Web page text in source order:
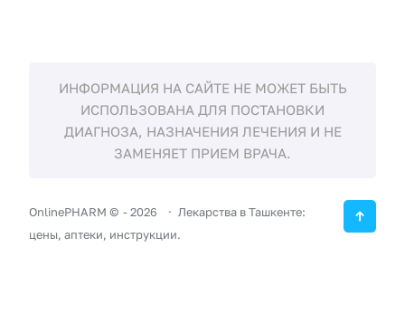
ИНФОРМАЦИЯ НА САЙТЕ НЕ МОЖЕТ БЫТЬ
ИСПОЛЬЗОВАНА ДЛЯ ПОСТАНОВКИ
ДИАГНОЗА, НАЗНАЧЕНИЯ ЛЕЧЕНИЯ И НЕ
ЗАМЕНЯЕТ ПРИЕМ ВРАЧА.
OnlinePHARM © -2026
Лекарства в Ташкенте:
цены, аптеки, инструкции.